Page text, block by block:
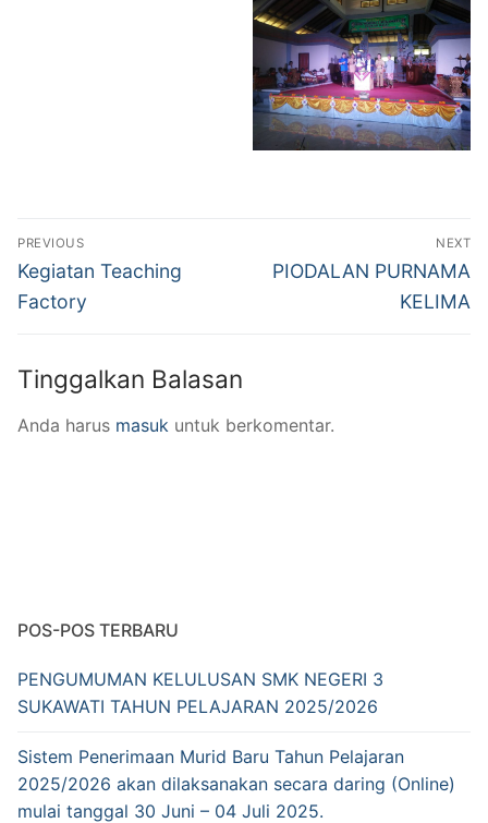
SENI MUSIK NON KLASIK
TATA BOGA
AKOMODASI PERHOTELAN
SEJARAH
VISI & MISI
BERITA
GALERI
KONTAK KAMI
REVITALISASI
Navigasi
pos
PREVIOUS
Previous
post:
Kegiatan Teaching
Factory
NEXT
Next
PIODALAN PURNAMA
KELIMA
Tinggalkan Balasan
Anda harus masuk untuk berkomentar.
POS-POS TERBARU
PENGUMUMAN KELULUSAN SMK NEGERI 3
SUKAWATI TAHUN PELAJARAN 2025/2026
Sistem Penerimaan Murid Baru Tahun Pelajaran
2025/2026 akan dilaksanakan secara daring (Online)
mulai tanggal 30 Juni – 04 Juli 2025.